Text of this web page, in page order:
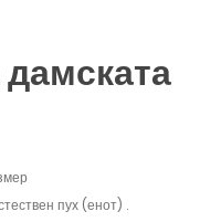
пух (енот) .